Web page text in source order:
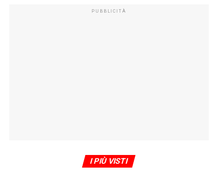
PUBBLICITÀ
I PIÙ VISTI